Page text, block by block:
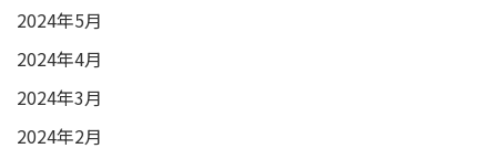
2024年5月
2024年4月
2024年3月
2024年2月